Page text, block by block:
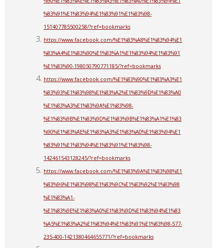
%83%91%E1%83%94%E1%83%91%E1%83%98-
151407785500258/?ref=bookmarks
https://www.facebook.com/%E1%83%A8%E1%83%94%E1
%83%A4%E1%83%90%E1%83%A1%E1%83%94%E1%83%91
%E1%83%90-198050790771185/?ref=bookmarks
https://www.facebook.com/%E1%83%90%E1%83%A3%E1
%83%93%E1%83%98%E1%83%A2%E1%83%9D%E1%83%A0
%E1%83%A3%E1%83%9A%E1%83%98-
%E1%83%9B%E1%83%9D%E1%83%9B%E1%83%A1%E1%83
%90%E1%83%AE%E1%83%A3%E1%83%A0%E1%83%94%E1
%83%91%E1%83%94%E1%83%91%E1%83%98-
142461543128245/?ref=bookmarks
https://www.facebook.com/%E1%83%9A%E1%83%98%E1
%83%96%E1%83%98%E1%83%9C%E1%83%92%E1%83%98
%E1%83%A1-
%E1%83%9E%E1%83%A0%E1%83%9D%E1%83%94%E1%83
%A5%E1%83%A2%E1%83%94%E1%83%91%E1%83%98-577-
235-400-1421380464655771/?ref=bookmarks